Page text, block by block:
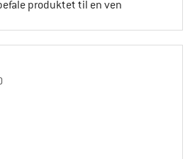
produktet til en ven